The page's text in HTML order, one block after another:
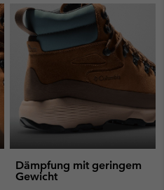
Dämpfung mit geringem
Gewicht